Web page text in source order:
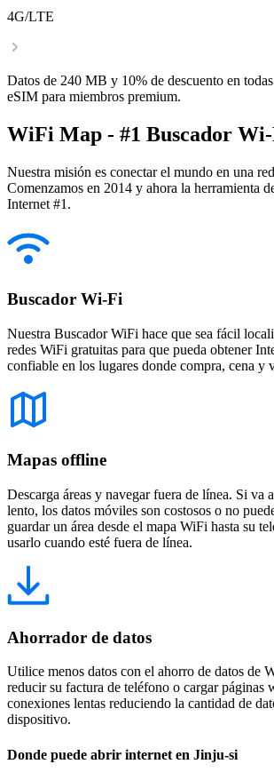
4G/LTE
Datos de 240 MB y 10% de descuento en
eSIM para miembros premium.
WiFi Map - #1 Buscador
Nuestra misión es conectar el mundo en una
Comenzamos en 2014 y ahora la herramienta
Internet #1.
Buscador Wi-Fi
Nuestra Buscador WiFi hace que sea fácil
redes WiFi gratuitas para que pueda obtener
confiable en los lugares donde compra, cena y
Mapas offline
Descarga áreas y navegar fuera de línea. Si va
lento, los datos móviles son costosos o no
guardar un área desde el mapa WiFi hasta su
usarlo cuando esté fuera de línea.
Ahorrador de datos
Utilice menos datos con el ahorro de datos de
reducir su factura de teléfono o cargar páginas
conexiones lentas reduciendo la cantidad de
dispositivo.
Donde puede abrir internet en Jinju-si